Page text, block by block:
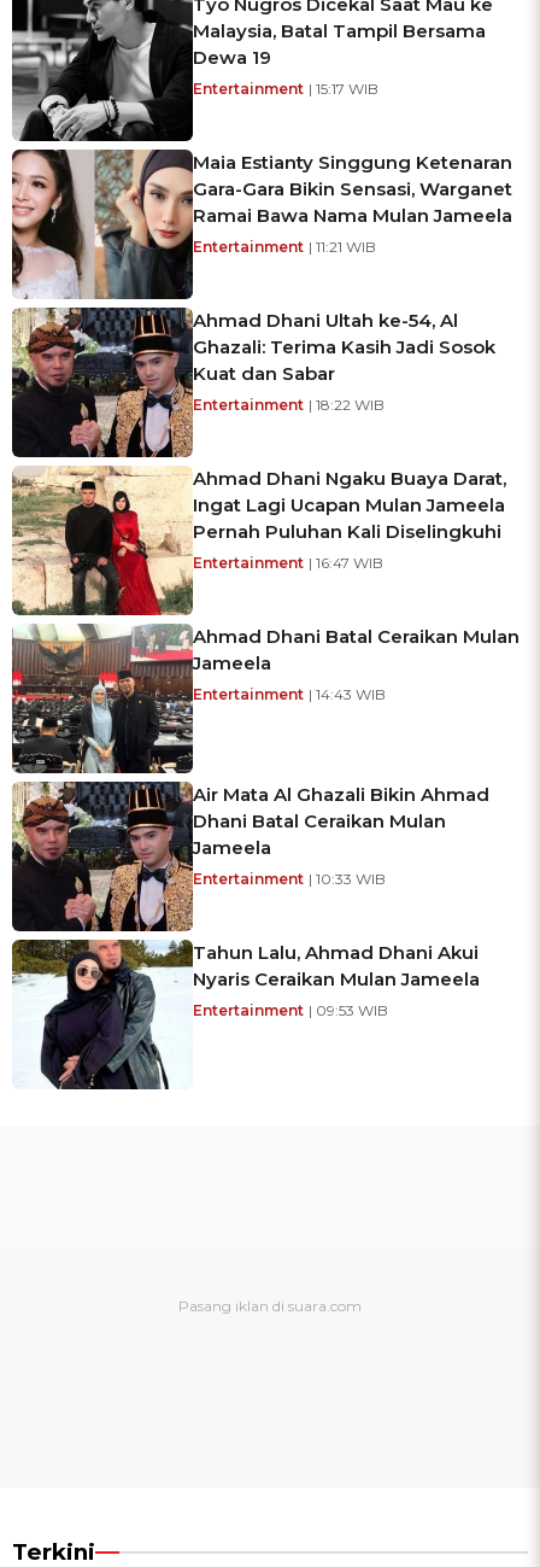
Malaysia, Batal Tampil Bersama
Dewa 19
Entertainment | 15:17 WIB
Maia Estianty Singgung Ketenaran
Gara-Gara Bikin Sensasi, Warganet
Ramai Bawa Nama Mulan Jameela
Entertainment | 11:21 WIB
Ahmad Dhani Ultah ke-54, Al
Ghazali: Terima Kasih Jadi Sosok
Kuat dan Sabar
Entertainment | 18:22 WIB
Ahmad Dhani Ngaku Buaya Darat,
Ingat Lagi Ucapan Mulan Jameela
Pernah Puluhan Kali Diselingkuhi
Entertainment | 16:47 WIB
Ahmad Dhani Batal Ceraikan Mulan
Jameela
Entertainment | 14:43 WIB
Air Mata Al Ghazali Bikin Ahmad
Dhani Batal Ceraikan Mulan
Jameela
Entertainment | 10:33 WIB
Tahun Lalu, Ahmad Dhani Akui
Nyaris Ceraikan Mulan Jameela
Entertainment | 09:53 WIB
Terkini